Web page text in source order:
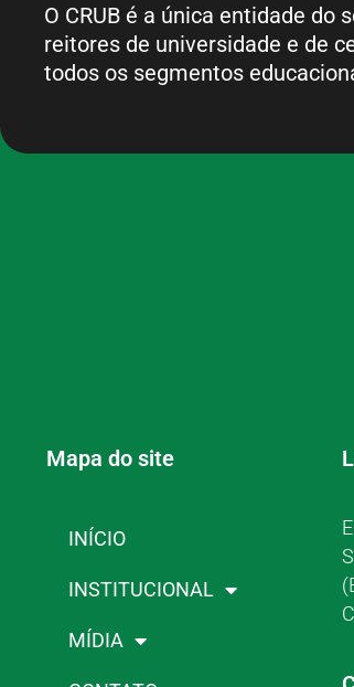
O CRUB é a única entidade do
reitores de universidade e de
todos os segmentos
Mapa do site
INÍCIO
INSTITUCIONAL
MÍDIA